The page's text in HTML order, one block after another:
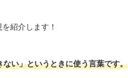
紹介します！
い」というときに使う言葉です。